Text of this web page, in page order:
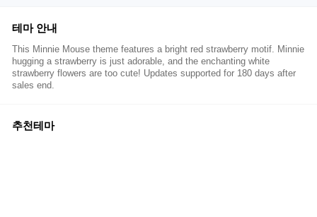
테마 안내
This Minnie Mouse theme features a bright red strawberry motif. Minnie
hugging a strawberry is just adorable, and the enchanting white
strawberry flowers are too cute! Updates supported for 180 days after
sales end.
추천테마